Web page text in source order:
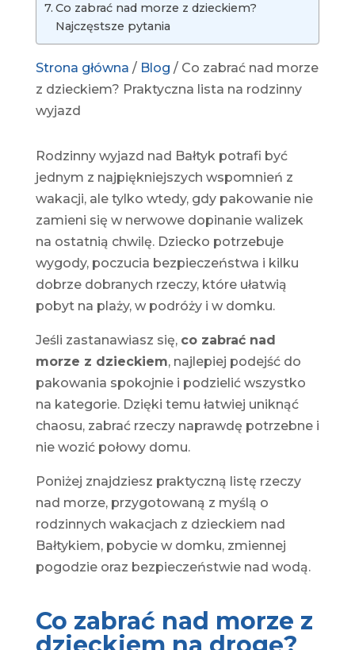
Strona główna / Blog / Co zabrać nad morze
z dzieckiem? Praktyczna lista na rodzinny
wyjazd
Rodzinny wyjazd nad Bałtyk potrafi być
jednym z najpiękniejszych wspomnień z
wakacji, ale tylko wtedy, gdy pakowanie nie
zamieni się w nerwowe dopinanie walizek
na ostatnią chwilę. Dziecko potrzebuje
wygody, poczucia bezpieczeństwa i kilku
dobrze dobranych rzeczy, które ułatwią
pobyt na plaży, w podróży i w domku.
Jeśli zastanawiasz się, co zabrać nad
morze z dzieckiem, najlepiej podejść do
pakowania spokojnie i podzielić wszystko
na kategorie. Dzięki temu łatwiej uniknąć
chaosu, zabrać rzeczy naprawdę potrzebne i
nie wozić połowy domu.
Poniżej znajdziesz praktyczną listę rzeczy
nad morze, przygotowaną z myślą o
rodzinnych wakacjach z dzieckiem nad
Bałtykiem, pobycie w domku, zmiennej
pogodzie oraz bezpieczeństwie nad wodą.
Co zabrać nad morze z
Co zabrać nad morze z dzieckiem?
Najczęstsze pytania